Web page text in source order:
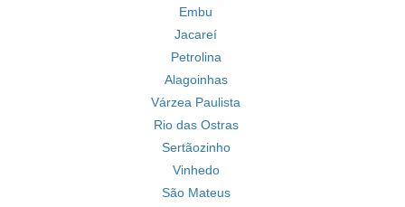
Embu
Jacareí
Petrolina
Alagoinhas
Várzea Paulista
Rio das Ostras
Sertãozinho
Vinhedo
São Mateus